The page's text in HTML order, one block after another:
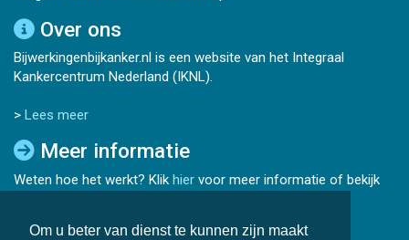
Om u beter van dienst te kunnen zijn maakt
Over ons
Bijwerkingenbijkanker.nl is een website van het Integraal
Kankercentrum Nederland (IKNL).
> Lees meer
Meer informatie
Weten hoe het werkt? Klik hier voor meer informatie of bekijk